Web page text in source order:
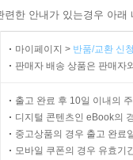
한 안내가 있는경우 아
마이페이지 > 반품/교환 신
판매자 배송 상품은 판매자
출고 완료 후 10일 이내의
디지털 콘텐츠인 eBook의
중고상품의 경우 출고 완료
모바일 쿠폰의 경우 유효기